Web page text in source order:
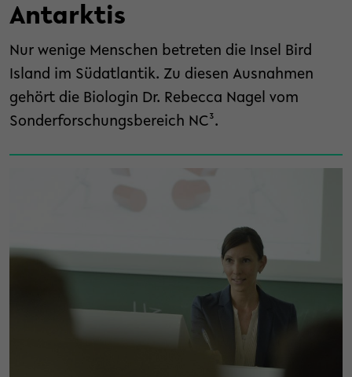
Antarktis
Nur wenige Menschen betreten die Insel Bird
Island im Südatlantik. Zu diesen Ausnahmen
gehört die Biologin Dr. Rebecca Nagel vom
Sonderforschungsbereich NC³.